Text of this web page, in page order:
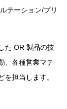
テーション/プリ
た OR 製品の技
、各種営業マテ
を担当します。